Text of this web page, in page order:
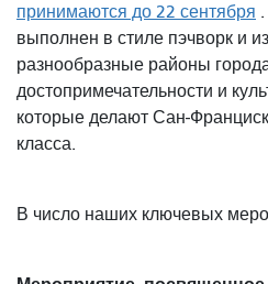
принимаются до 22 сентября
выполнен в стиле пэчворк и
разнообразные районы
достопримечательности и
которые делают Сан-
класса.
В число наших ключевых